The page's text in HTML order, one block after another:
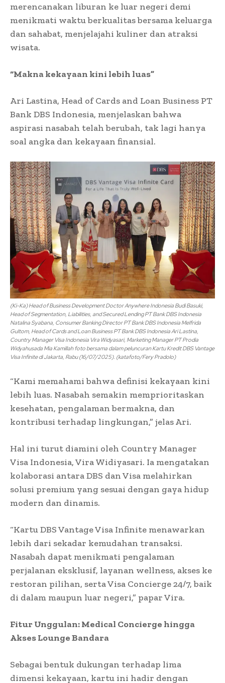
merencanakan liburan ke luar negeri demi
menikmati waktu berkualitas bersama keluarga
dan sahabat, menjelajahi kuliner dan atraksi
wisata.
“Makna kekayaan kini lebih luas”
Ari Lastina, Head of Cards and Loan Business PT
Bank DBS Indonesia, menjelaskan bahwa
aspirasi nasabah telah berubah, tak lagi hanya
soal angka dan kekayaan finansial.
(Ki-Ka) Head of Business Development Doctor Anywhere Indonesia Budi Basuki,
Head of Segmentation, Liabilities, and Secured Lending PT Bank DBS Indonesia
Natalina Syabana, Consumer Banking Director PT Bank DBS Indonesia Melfrida
Gultom, Head of Cards and Loan Business PT Bank DBS Indonesia Ari Lastina,
Country Manager Visa Indonesia Vira Widyasari, Marketing Manager PT Prodia
Widyahusada Mia Kamillah foto bersama dalam peluncuran Kartu Kredit DBS Vantage
Visa Infinite di Jakarta, Rabu (16/07/2025). (katafoto/Fery Pradolo)
“Kami memahami bahwa definisi kekayaan kini
lebih luas. Nasabah semakin memprioritaskan
kesehatan, pengalaman bermakna, dan
kontribusi terhadap lingkungan,” jelas Ari.
Hal ini turut diamini oleh Country Manager
Visa Indonesia, Vira Widiyasari. Ia mengatakan
kolaborasi antara DBS dan Visa melahirkan
solusi premium yang sesuai dengan gaya hidup
modern dan dinamis.
“Kartu DBS Vantage Visa Infinite menawarkan
lebih dari sekadar kemudahan transaksi.
Nasabah dapat menikmati pengalaman
perjalanan eksklusif, layanan wellness, akses ke
restoran pilihan, serta Visa Concierge 24/7, baik
di dalam maupun luar negeri,” papar Vira.
Fitur Unggulan: Medical Concierge hingga
Akses Lounge Bandara
Sebagai bentuk dukungan terhadap lima
dimensi kekayaan, kartu ini hadir dengan